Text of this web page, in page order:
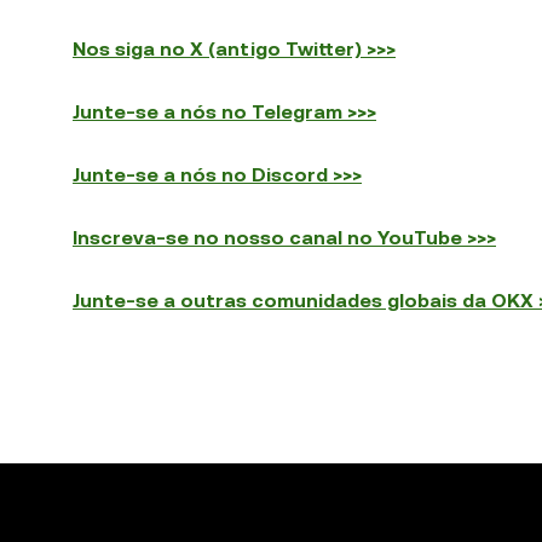
Nos siga no X (antigo Twitter) >>>
Junte-se a nós no Telegram >>>
Junte-se a nós no Discord >>>
Inscreva-se no nosso canal no YouTube >>>
Junte-se a outras comunidades globais da OKX